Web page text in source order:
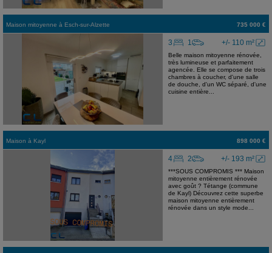
Maison mitoyenne à Esch-sur-Alzette 735 000 €
+/- 110 m²
3 1
Belle maison mitoyenne rénovée,
très lumineuse et parfaitement
agencée. Elle se compose de trois
chambres à coucher, d'une salle
de douche, d'un WC séparé, d'une
cuisine entière...
Maison à Kayl 898 000 €
+/- 193 m²
4 2
***SOUS COMPROMIS *** Maison
mitoyenne entièrement rénovée
avec goût ? Tétange (commune
de Kayl) Découvrez cette superbe
maison mitoyenne entièrement
rénovée dans un style mode...